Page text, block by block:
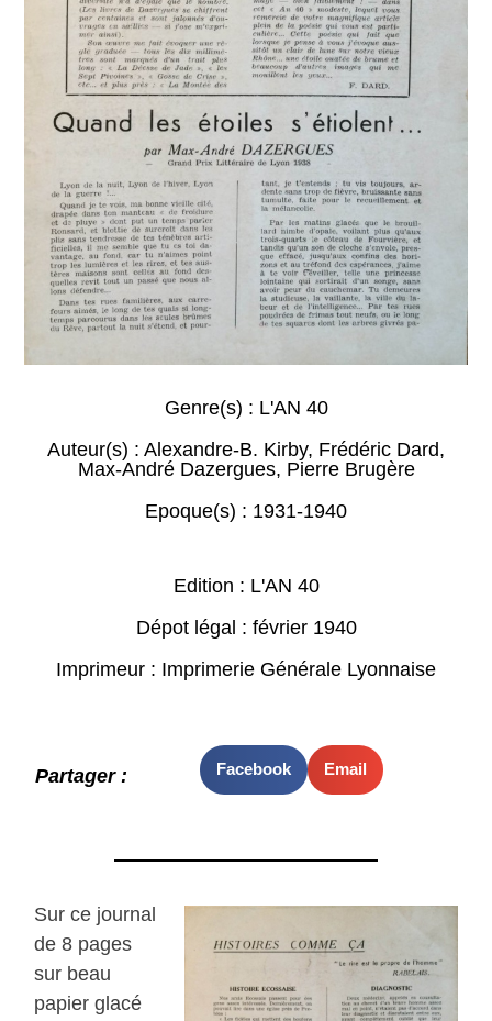
Genre(s) : L'AN 40
Auteur(s) : Alexandre-B. Kirby, Frédéric Dard,
Max-André Dazergues, Pierre Brugère
Epoque(s) : 1931-1940
Edition : L'AN 40
Dépot légal : février 1940
Imprimeur : Imprimerie Générale Lyonnaise
Partager : Facebook Email
Sur ce journal
de 8 pages
sur beau
papier glacé